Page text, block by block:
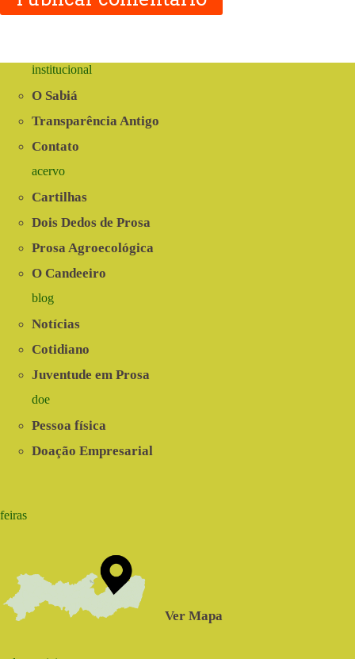
institucional
O Sabiá
Transparência Antigo
Contato
acervo
Cartilhas
Dois Dedos de Prosa
Prosa Agroecológica
O Candeeiro
blog
Notícias
Cotidiano
Juventude em Prosa
doe
Pessoa física
Doação Empresarial
feiras
Ver Mapa